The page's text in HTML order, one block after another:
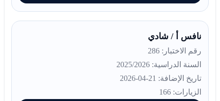
نافس أ / شادي
رقم الاختبار: 286
السنة الدراسية: 2025/2026
تاريخ الإضافة: 21-04-2026
الزيارات: 166